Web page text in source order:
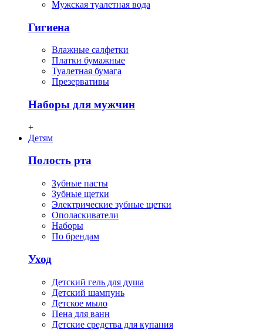
Мужская туалетная вода
Гигиена
Влажные салфетки
Платки бумажные
Туалетная бумага
Презервативы
Наборы для мужчин
+
Детям
Полость рта
Зубные пасты
Зубные щетки
Электрические зубные щетки
Ополаскиватели
Наборы
По брендам
Уход
Детский гель для душа
Детский шампунь
Детское мыло
Пена для ванн
Детские средства для купания